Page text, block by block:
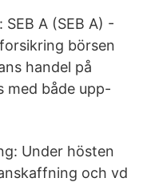
A (SEB A) -
börsen
handel på
med både upp-
Under hösten
och vd